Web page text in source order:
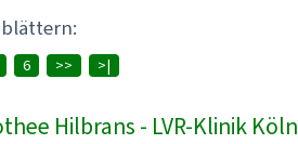
6 >> >|
Hilbrans - LVR-Klinik Köln